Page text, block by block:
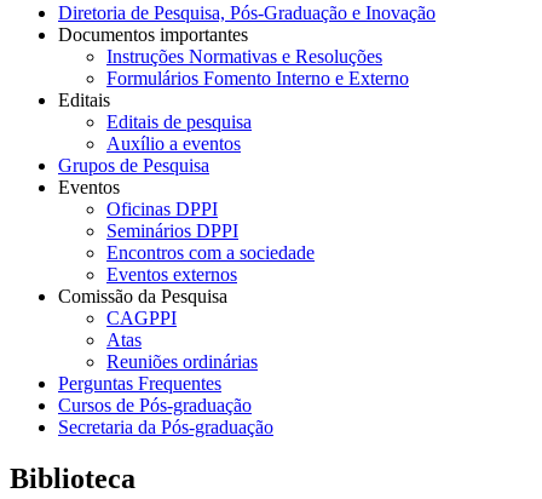
Diretoria de Pesquisa, Pós-Graduação e Inovação
Documentos importantes
Instruções Normativas e Resoluções
Formulários Fomento Interno e Externo
Editais
Editais de pesquisa
Auxílio a eventos
Grupos de Pesquisa
Eventos
Oficinas DPPI
Seminários DPPI
Encontros com a sociedade
Eventos externos
Comissão da Pesquisa
CAGPPI
Atas
Reuniões ordinárias
Perguntas Frequentes
Cursos de Pós-graduação
Secretaria da Pós-graduação
Biblioteca